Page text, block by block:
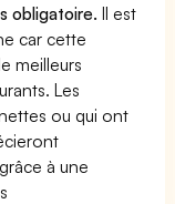
obligatoire.Il est
car cette
meilleurs
Les
ou qui ont
à une